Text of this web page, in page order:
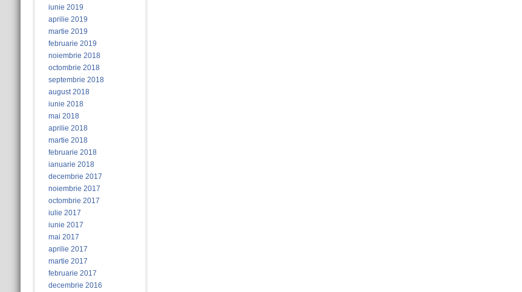
iunie 2019
aprilie 2019
martie 2019
februarie 2019
noiembrie 2018
octombrie 2018
septembrie 2018
august 2018
iunie 2018
mai 2018
aprilie 2018
martie 2018
februarie 2018
ianuarie 2018
decembrie 2017
noiembrie 2017
octombrie 2017
iulie 2017
iunie 2017
mai 2017
aprilie 2017
martie 2017
februarie 2017
decembrie 2016